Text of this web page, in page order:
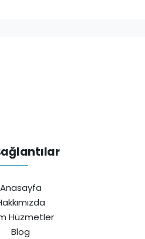
Anasayfa
Hüzmetler
Blog